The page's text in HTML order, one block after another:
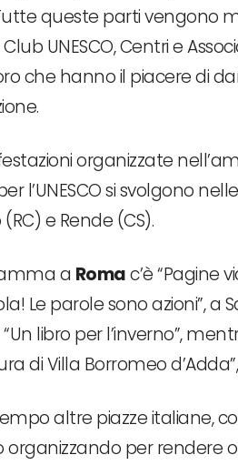
queste parti vengono
Club UNESCO, Centri e
che hanno il piacere di
organizzate
l’UNESCO si svolgono
e Rende (CS).
a Romac’è “Pagine
Le parole sono azioni”, a
libro per l’inverno”,
di Villa Borromeo
altre piazze italiane,
organizzando per rendere